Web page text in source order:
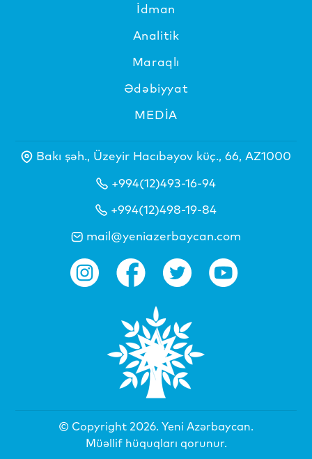
İdman
Analitik
Maraqlı
Ədəbiyyat
MEDİA
Bakı şəh., Üzeyir Hacıbəyov küç., 66, AZ1000
+994(12)493-16-94
+994(12)498-19-84
mail@yeniazerbaycan.com
© Copyright 2026. Yeni Azərbaycan.
Müəllif hüquqları qorunur.